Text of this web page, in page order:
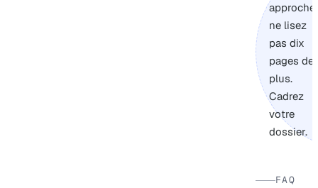
approche,
ne lisez
pas dix
pages de
plus.
Cadrez
votre
dossier.
FAQ